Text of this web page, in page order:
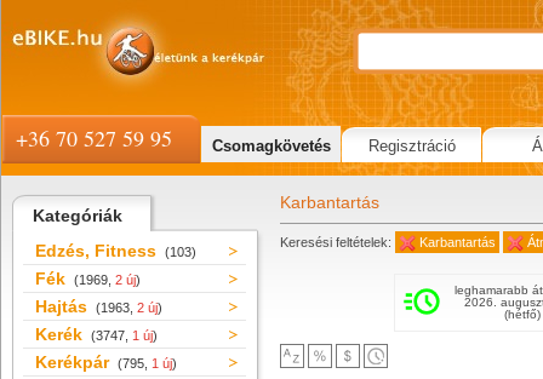
Kategóriák
Edzés, Fitness (103)
Fék (1969, 2 új)
Hajtás (1963, 2 új)
Kerék (3747, 1 új)
Kerékpár (795, 1 új)
Karbantartás
Keresési feltételek: Karbantartás
leghamarabb
2026.
(hétfő)
+36 70 527 59 95 Csomagkövetés Regisztráció